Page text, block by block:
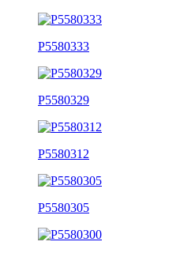
P5580333
P5580329
P5580312
P5580305